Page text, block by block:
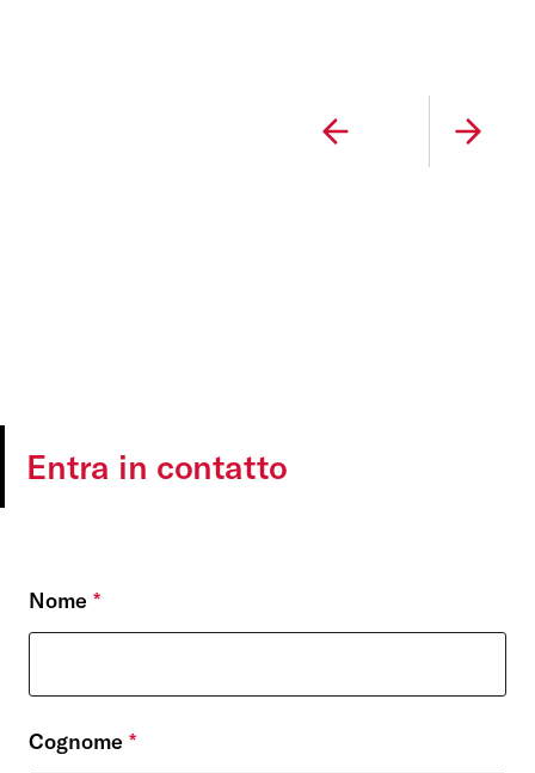
Slide Precedente Slide
Entra in contatto
Nome *
Cognome *